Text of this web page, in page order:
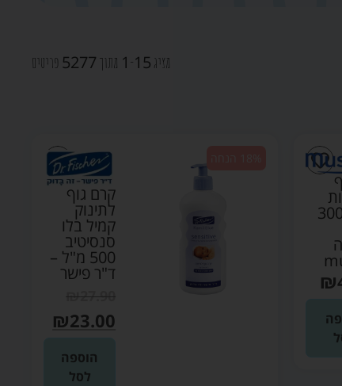
מציג 1 -15 מתוך 5277 פריטים
וילדים 300
₪
קרם גוף
לתינוק
קמיל בלו
סנסיטיב
500 מ"ל –
ד"ר פישר
₪27.90
₪23.00
הוספה
לסל